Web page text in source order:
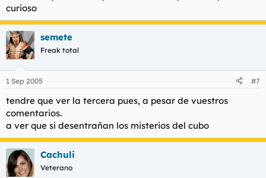
curioso
semete
Freak total
1 Sep 2005 #7
tendre que ver la tercera pues, a pesar de vuestros
comentarios.
a ver que si desentrañan los misterios del cubo
Cachuli
Veterano